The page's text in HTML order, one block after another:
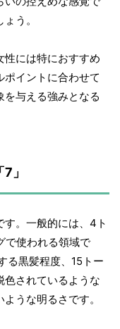
う。
性には特におすすめ
イントに合わせて
与える強みとなる
」
す。一般的には、4ト
で使われる領域で
る黒髪程度、15トー
色されているような
うな明るさです。